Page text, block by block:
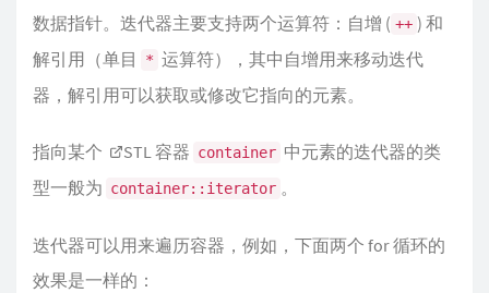
数据指针。迭代器主要支持两个运算符：自增 ( ++ ) 和
解引用（单目
* 运算符），其中自增用来移动迭代
器，解引用可以获取或修改它指向的元素。
指向某个 STL 容器 container 中元素的迭代器的类
型一般为 container::iterator 。
迭代器可以用来遍历容器，例如，下面两个 for 循环的
效果是一样的：